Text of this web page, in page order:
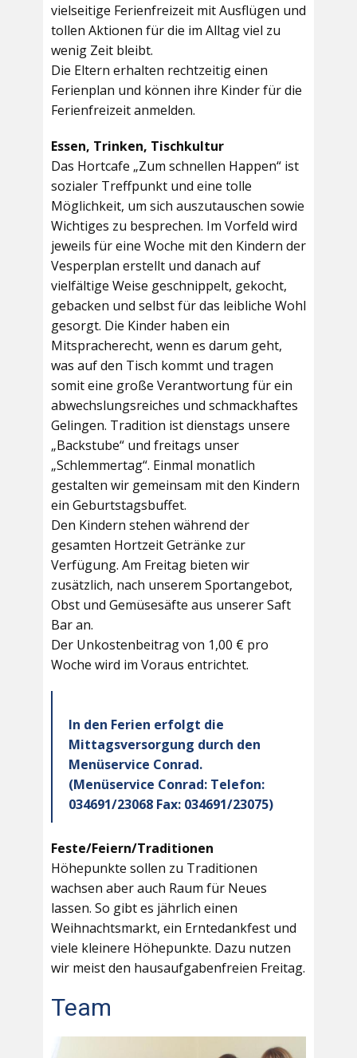
vielseitige Ferienfreizeit mit Ausflügen und
tollen Aktionen für die im Alltag viel zu
wenig Zeit bleibt.
Die Eltern erhalten rechtzeitig einen
Ferienplan und können ihre Kinder für die
Ferienfreizeit anmelden.
Essen, Trinken, Tischkultur
Das Hortcafe „Zum schnellen Happen“ ist
sozialer Treffpunkt und eine tolle
Möglichkeit, um sich auszutauschen sowie
Wichtiges zu besprechen. Im Vorfeld wird
jeweils für eine Woche mit den Kindern der
Vesperplan erstellt und danach auf
vielfältige Weise geschnippelt, gekocht,
gebacken und selbst für das leibliche Wohl
gesorgt. Die Kinder haben ein
Mitspracherecht, wenn es darum geht,
was auf den Tisch kommt und tragen
somit eine große Verantwortung für ein
abwechslungsreiches und schmackhaftes
Gelingen. Tradition ist dienstags unsere
„Backstube“ und freitags unser
„Schlemmertag“. Einmal monatlich
gestalten wir gemeinsam mit den Kindern
ein Geburtstagsbuffet.
Den Kindern stehen während der
gesamten Hortzeit Getränke zur
Verfügung. Am Freitag bieten wir
zusätzlich, nach unserem Sportangebot,
Obst und Gemüsesäfte aus unserer Saft
Bar an.
Der Unkostenbeitrag von 1,00 € pro
Woche wird im Voraus entrichtet.
In den Ferien erfolgt die
Mittagsversorgung durch den
Menüservice Conrad.
(Menüservice Conrad: Telefon:
034691/23068 Fax: 034691/23075)
Feste/Feiern/Traditionen
Höhepunkte sollen zu Traditionen
wachsen aber auch Raum für Neues
lassen. So gibt es jährlich einen
Weihnachtsmarkt, ein Erntedankfest und
viele kleinere Höhepunkte. Dazu nutzen
wir meist den hausaufgabenfreien Freitag.
Team